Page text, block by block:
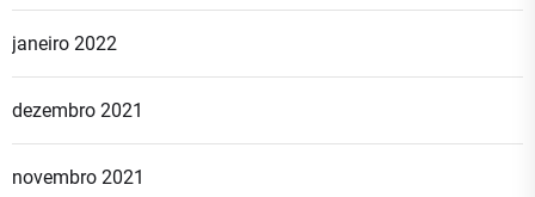
janeiro 2022
dezembro 2021
novembro 2021